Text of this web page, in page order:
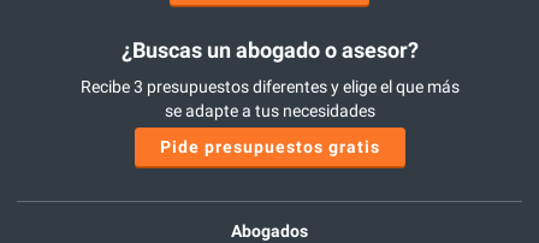
¿Buscas un abogado o asesor?
Recibe 3 presupuestos diferentes y elige el que más
se adapte a tus necesidades
Pide presupuestos gratis
Abogados